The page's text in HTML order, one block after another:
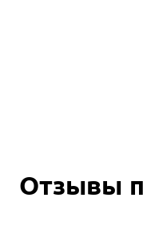
Отзывы